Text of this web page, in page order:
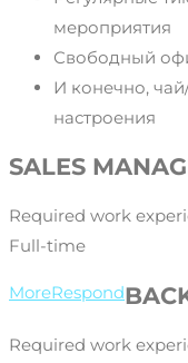
мероприятия
Свободный
И конечно,
настроения
SALES
Required work
Full-time
MoreRespond
Required work